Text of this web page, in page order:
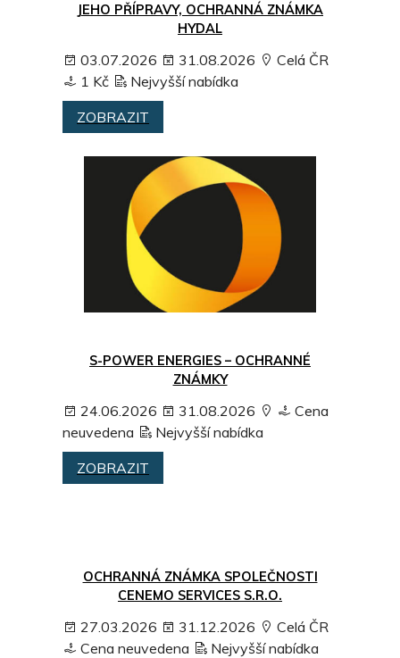
JEHO PŘÍPRAVY, OCHRANNÁ ZNÁMKA
HYDAL
03.07.2026 31.08.2026
Celá ČR
1 Kč
Nejvyšší nabídka
ZOBRAZIT
S-POWER ENERGIES – OCHRANNÉ
ZNÁMKY
24.06.2026 31.08.2026
Cena
neuvedena
Nejvyšší nabídka
ZOBRAZIT
OCHRANNÁ ZNÁMKA SPOLEČNOSTI
CENEMO SERVICES S.R.O.
27.03.2026 31.12.2026
Celá ČR
Cena neuvedena
Nejvyšší nabídka